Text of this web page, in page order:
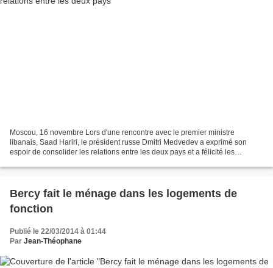
Moscou, 16 novembre Lors d'une rencontre avec le premier ministre
libanais, Saad Hariri, le président russe Dmitri Medvedev a exprimé son
espoir de consolider les relations entre les deux pays et a félicité les
Bercy fait le ménage dans les logements de
fonction
Publié le 22/03/2014 à 01:44
Par Jean-Théophane